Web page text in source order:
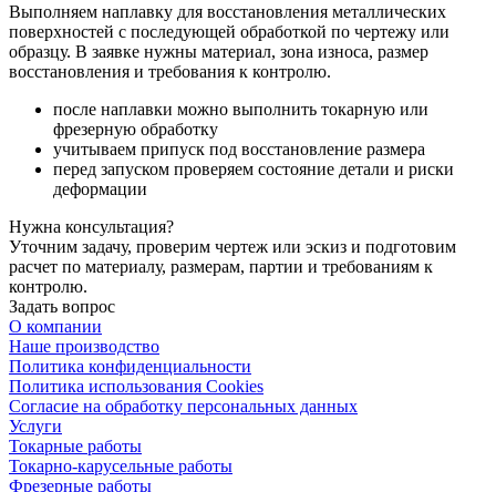
Выполняем наплавку для восстановления металлических
поверхностей с последующей обработкой по чертежу или
образцу. В заявке нужны материал, зона износа, размер
восстановления и требования к контролю.
после наплавки можно выполнить токарную или
фрезерную обработку
учитываем припуск под восстановление размера
перед запуском проверяем состояние детали и риски
деформации
Нужна консультация?
Уточним задачу, проверим чертеж или эскиз и подготовим
расчет по материалу, размерам, партии и требованиям к
контролю.
Задать вопрос
О компании
Наше производство
Политика конфиденциальности
Политика использования Cookies
Согласие на обработку персональных данных
Услуги
Токарные работы
Токарно-карусельные работы
Фрезерные работы